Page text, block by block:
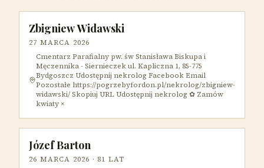
Zbigniew Widawski
27 MARCA 2026
Cmentarz Parafialny pw. św Stanisława Biskupa i
Męczennika - Siernieczek ul. Kapliczna 1, 85-775
Bydgoszcz Udostępnij nekrolog Facebook Email
Pozostałe https://pogrzebyfordon.pl/nekrolog/zbigniew-
widawski/ Skopiuj URL Udostępnij nekrolog ✿ Zamów
kwiaty ×
Józef Barton
26 MARCA 2026 · 81 LAT